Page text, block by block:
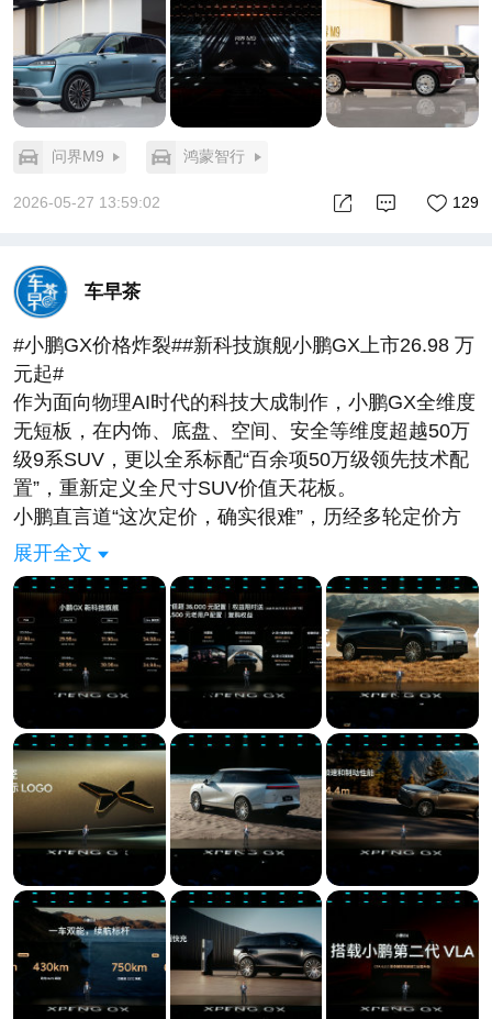
问界M9 鸿蒙智行
2026-05-27 13:59:02 129
车早茶
#小鹏GX价格炸裂##新科技旗舰小鹏GX上市26.98 万
元起#
作为面向物理AI时代的科技大成制作，小鹏GX全维度
无短板，在内饰、底盘、空间、安全等维度超越50万
级9系SUV，更以全系标配“百余项50万级领先技术配
置”，重新定义全尺寸SUV价值天花板。
小鹏直言道“这次定价，确实很难”，历经多轮定价方
案打磨，顶着研发与制造成本压力。最终小鹏集团希
望，作为一台为朋友而做的车，就应该拿出极大诚
意，把物理AI时代的旗舰科技普惠给更多朋友。
小鹏GX，今日正式上市：
纯电：
Max 27.98万元
Ultra SE 29.98万元
Ultra 31.98万元
Ultra旗舰 35.98万元
超级增程：
Max 28.98万元
Ultra SE 30.98万元
Ultra 32.98万元
Ultra旗舰 35.98万元
截止6月30日24点前下定，即可享受峡湾灰外观色、
林雾紫内饰色限时送；昆仑云境限时优惠只要10,000
元；多规格轮毂+米其林静音轮胎选装限时半价，限
展开全文